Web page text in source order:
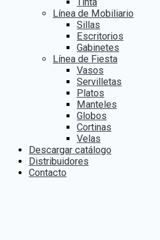
Tinta
Línea de Mobiliario
Sillas
Escritorios
Gabinetes
Línea de Fiesta
Vasos
Servilletas
Platos
Manteles
Globos
Cortinas
Velas
Descargar catálogo
Distribuidores
Contacto